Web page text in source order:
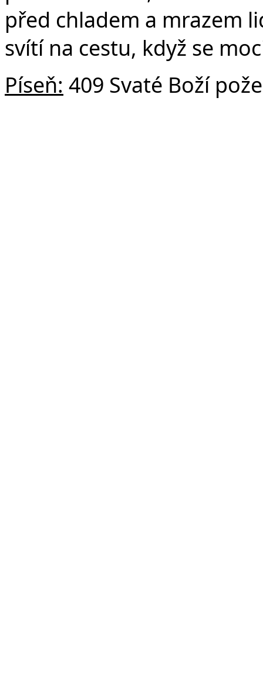
před chladem a mrazem
svítí na cestu, když se
Píseň: 409 Svaté Boží